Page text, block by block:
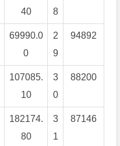
40
8
69990.0
0
2
9
94892
107085.
10
3
0
88200
182174.
80
3
1
87146